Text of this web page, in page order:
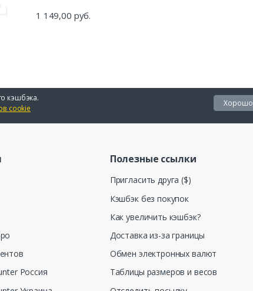
1 149,00 руб.
кэшбэка.
cookie
Хорошо
Россия
Полезные ссылки
Пригласить друга ($)
Кэшбэк без покупок
Как увеличить кэшбэк?
Доставка из-за границы
Обмен электронных валют
Таблицы размеров и весов